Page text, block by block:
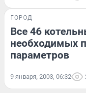
ГОРОД
Все 46
необходимых
параметров
9 января, 2003, 06:32